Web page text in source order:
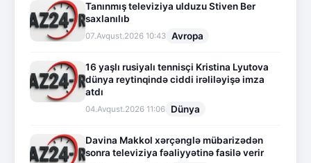
Tanınmış televiziya ulduzu Stiven Ber
saxlanılıb
07.Avqust.2026 10:43 Avropa
16 yaşlı rusiyalı tennisçi Kristina Lyutova
dünya reytinqində ciddi irəliləyişə imza
atdı
04.Avqust.2026 11:06 Dünya
Davina Makkol xərçənglə mübarizədən
sonra televiziya fəaliyyətinə fasilə verir